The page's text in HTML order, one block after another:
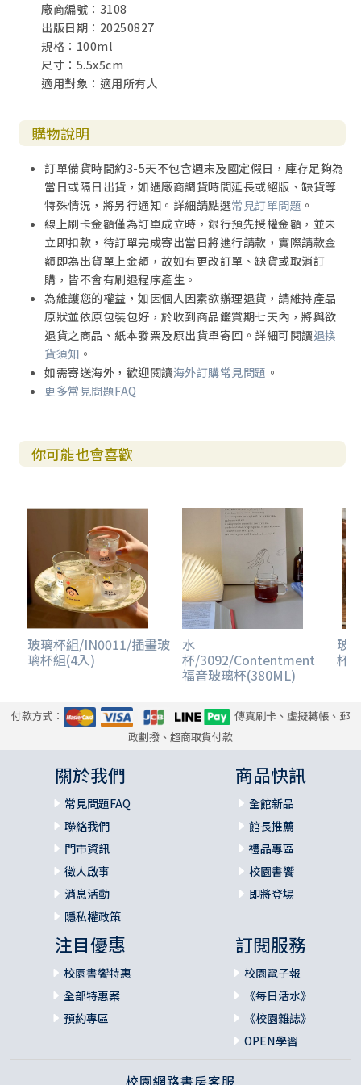
廠商編號：3108
出版日期：20250827
規格：100ml
尺寸：5.5x5cm
適用對象：適用所有人
購物說明
訂單備貨時間約3-5天不包含週末及國定假日，庫存足夠為
當日或隔日出貨，如遇廠商調貨時間延長或絕版、缺貨等
特殊情況，將另行通知。詳細請點選常見訂單問題 。
線上刷卡金額僅為訂單成立時，銀行預先授權金額，並未
立即扣款，待訂單完成寄出當日將進行請款，實際請款金
額即為出貨單上金額，故如有更改訂單、缺貨或取消訂
購，皆不會有刷退程序產生。
為維護您的權益，如因個人因素欲辦理退貨，請維持產品
原狀並依原包裝包好，於收到商品鑑賞期七天內，將與欲
退貨之商品、紙本發票及原出貨單寄回。詳細可閱讀退換
貨須知 。
如需寄送海外，歡迎閱讀海外訂購常見問題 。
更多常見問題FAQ
你可能也會喜歡
玻璃杯組/IN0011/插畫玻
璃杯組(4入)
水
杯/3092/Contentment
福音玻璃杯(380ML)
玻
杯
付款方式：
傳真刷卡、虛擬轉帳、郵
政劃撥、超商取貨付款
關於我們
常見問題FAQ
聯絡我們
門市資訊
徵人啟事
消息活動
隱私權政策
商品快訊
全館新品
館長推薦
禮品專區
校園書饗
即將登場
注目優惠
校園書饗特惠
全部特惠案
預約專區
訂閱服務
校園電子報
《每日活水》
《校園雜誌》
OPEN學習
校園網路書房客服